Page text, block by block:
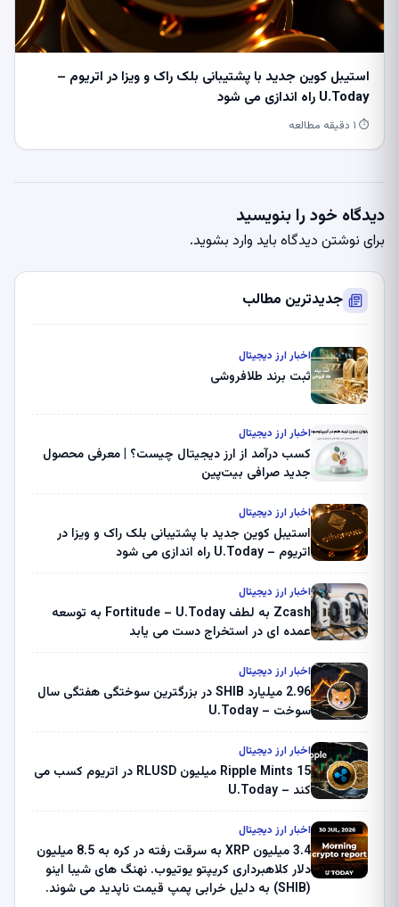
استیبل کوین جدید با پشتیبانی بلک راک و ویزا در اتریوم –
U.Today راه اندازی می شود
⏱ ۱ دقیقه مطالعه
دیدگاه خود را بنویسید
برای نوشتن دیدگاه باید وارد بشوید.
جدیدترین مطالب
اخبار ارز دیجیتال
ثبت برند طلافروشی
اخبار ارز دیجیتال
کسب درآمد از ارز دیجیتال چیست؟ | معرفی محصول
جدید صرافی بیت‌پین
اخبار ارز دیجیتال
استیبل کوین جدید با پشتیبانی بلک راک و ویزا در
اتریوم – U.Today راه اندازی می شود
اخبار ارز دیجیتال
Zcash به لطف Fortitude – U.Today به توسعه
عمده ای در استخراج دست می یابد
اخبار ارز دیجیتال
2.96 میلیارد SHIB در بزرگترین سوختگی هفتگی سال
سوخت – U.Today
اخبار ارز دیجیتال
Ripple Mints 15 میلیون RLUSD در اتریوم کسب می
کند – U.Today
اخبار ارز دیجیتال
3.4 میلیون XRP به سرقت رفته در کره به 8.5 میلیون
دلار کلاهبرداری کریپتو یوتیوب. نهنگ های شیبا اینو
(SHIB) به دلیل خرابی پمپ قیمت ناپدید می شوند.